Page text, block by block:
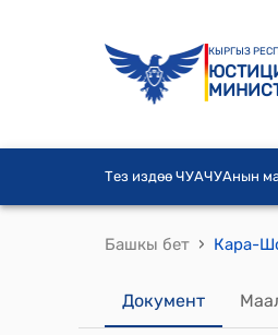
КЫРГЫЗ
Тез издөө ЧУАЧУАнын
Башкы бет ›
Документ